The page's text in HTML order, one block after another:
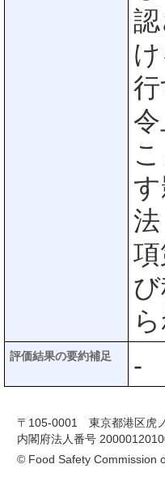
評価結果の要約補足 -
〒105-0001 東京都港区虎
内閣府法人番号
© Food Safety Commission